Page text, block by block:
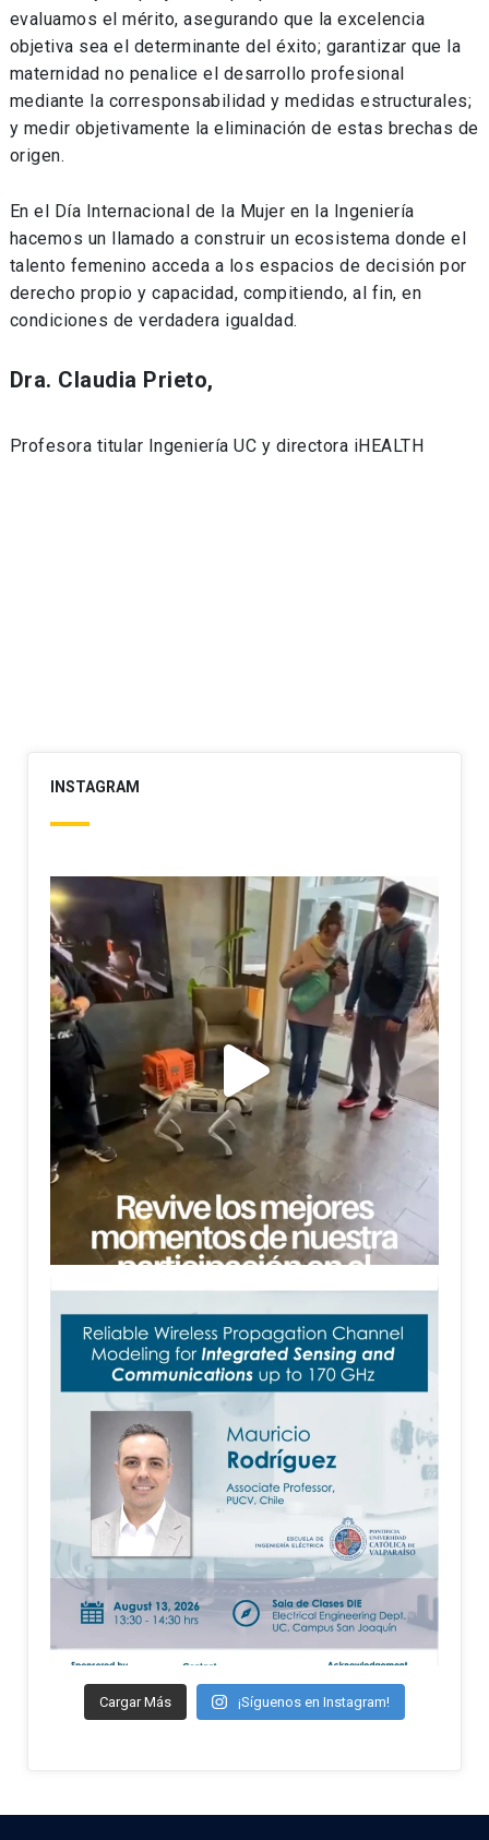
evaluamos el mérito, asegurando que la excelencia
objetiva sea el determinante del éxito; garantizar que la
maternidad no penalice el desarrollo profesional
mediante la corresponsabilidad y medidas estructurales;
y medir objetivamente la eliminación de estas brechas de
origen.
En el Día Internacional de la Mujer en la Ingeniería
hacemos un llamado a construir un ecosistema donde el
talento femenino acceda a los espacios de decisión por
derecho propio y capacidad, compitiendo, al fin, en
condiciones de verdadera igualdad.
Dra. Claudia Prieto,
Profesora titular Ingeniería UC y directora iHEALTH
INSTAGRAM
Cargar Más ¡Síguenos en Instagram!